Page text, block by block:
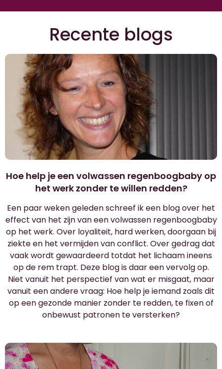
Recente blogs
Hoe help je een volwassen regenboogbaby op
het werk zonder te willen redden?
Een paar weken geleden schreef ik een blog over het
effect van het zijn van een volwassen regenboogbaby
op het werk. Over loyaliteit, hard werken, doorgaan bij
ziekte en het vermijden van conflict. Over gedrag dat
vaak wordt gewaardeerd totdat het lichaam ineens
op de rem trapt. Deze blog is daar een vervolg op.
Niet vanuit het perspectief van wat er misgaat, maar
vanuit een andere vraag: Hoe help je iemand zoals dit
op een gezonde manier zonder te redden, te fixen of
onbewust patronen te versterken?